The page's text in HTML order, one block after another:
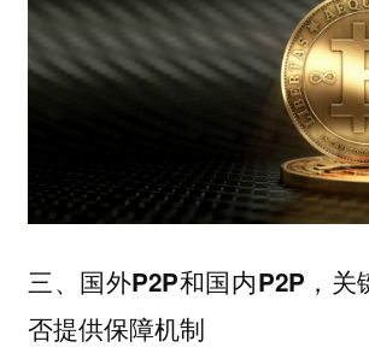
三、国外P2P和国内P2P，关
否提供保障机制